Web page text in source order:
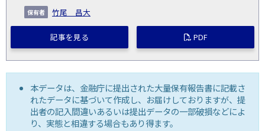
竹尾 昌大
記事を見る PDF
本データは、金融庁に提出された大量保有報告書に記載さ
れたデータに基づいて作成し、お届けしておりますが、提
出者の記入間違いあるいは提出データの一部破損などによ
り、実態と相違する場合もあり得ます。